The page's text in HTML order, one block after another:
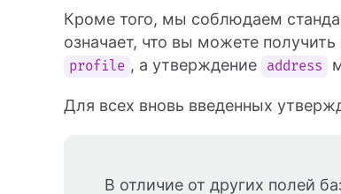
Кроме того, мы соблюдаем
означает, что вы можете
profile , а утверждение address
Для всех вновь введенных
В отличие от других полей